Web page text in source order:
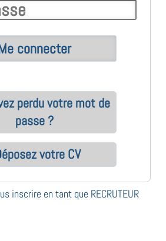
perdu votre mot de
passe ?
votre CV
inscrire en tant que RECRUTEUR